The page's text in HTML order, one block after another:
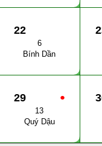
22
6
Bính Dần
●
29
13
Quý Dậu